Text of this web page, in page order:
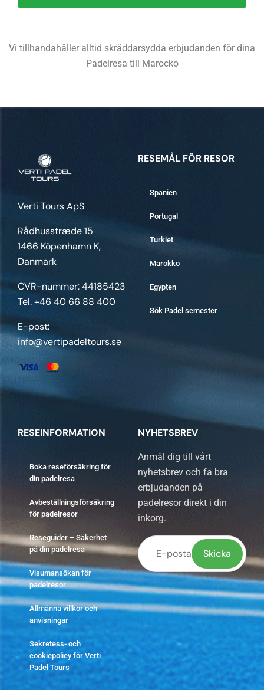
Vi tillhandahåller alltid skräddarsydda erbjudanden för dina
Padelresa till Marocko
Verti Tours ApS
Rådhusstræde 15
1466 Köpenhamn K,
Danmark
CVR-nummer: 44185423
Tel. +46 40 66 88 400
E-post:
info@vertipadeltours.se
RESEMÅL FÖR RESOR
Spanien
Portugal
Turkiet
Marokko
Egypten
Sök Padel semester
RESEINFORMATION
Boka reseförsäkring för
din padelresa
Avbeställningsförsäkring
för padelresor
Reseguider – Säkerhet
på din padelresa
Visumansökan för
padelresor
Allmänna villkor och
anvisningar
Sekretess- och
cookiepolicy för Verti
Padel Tours
NYHETSBREV
Anmäl dig till vårt
nyhetsbrev och få bra
erbjudanden på
padelresor direkt i din
inkorg.
Lämna
detta
fält
tomt.